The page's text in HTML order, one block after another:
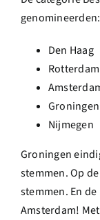
genomineerden:
Den Haag
Rotterdam
Groningen
Nijmegen
Groningen
stemmen. Op
stemmen. En
Amsterdam!